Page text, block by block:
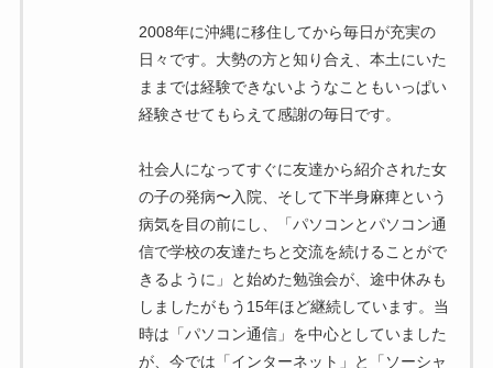
2008年に沖縄に移住してから毎日が充実の
日々です。大勢の方と知り合え、本土にいた
ままでは経験できないようなこともいっぱい
経験させてもらえて感謝の毎日です。
社会人になってすぐに友達から紹介された女
の子の発病〜入院、そして下半身麻痺という
病気を目の前にし、「パソコンとパソコン通
信で学校の友達たちと交流を続けることがで
きるように」と始めた勉強会が、途中休みも
しましたがもう15年ほど継続しています。当
時は「パソコン通信」を中心としていました
が、今では「インターネット」と「ソーシャ